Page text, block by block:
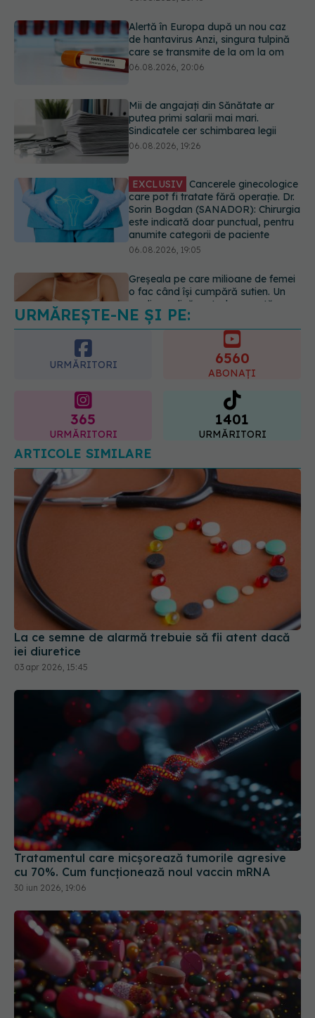
putea primi salarii mai mari.
Sindicatele cer schimbarea legii
06.08.2026, 19:26
care pot fi tratate fără operație. Dr.
Sorin Bogdan (SANADOR): Chirurgia
este indicată doar punctual, pentru
anumite categorii de paciente
Greșeala pe care milioane de femei
o fac când își cumpără sutien. Un
medic explică metoda corectă
06.08.2026, 18:08
cu cancer de col uterin nu mai ajung
la operație. Dr. Sorin Bogdan
(SANADOR): Intervenția
chirurgicală, doar în situații
particulare
URMĂREȘTE-NE ȘI PE:
URMĂRITORI 6560
365 1401
URMĂRITORI
ARTICOLE SIMILARE
La ce semne de alarmă trebuie să fii atent dacă
iei diuretice
03 apr 2026, 15:45
Tratamentul care micșorează tumorile agresive
cu 70%. Cum funcționează noul vaccin mRNA
30 iun 2026, 19:06